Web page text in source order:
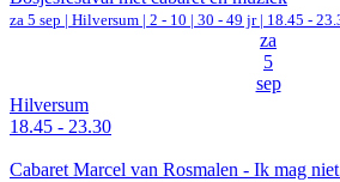
za 5 sep | Hilversum | 2 - 10 | 30 - 49 jr | 18.45 -
za
5
sep
Hilversum
18.45 - 23.30
Cabaret Marcel van Rosmalen - Ik mag